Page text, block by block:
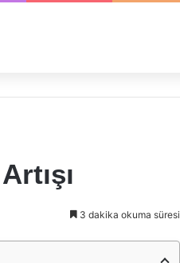
3 dakika okuma süresi